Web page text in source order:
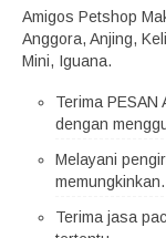
Amigos Petshop
Anggora, Anjing,
Mini, Iguana.
Terima PESAN
dengan
Melayani
memungkinkan.
Terima jasa